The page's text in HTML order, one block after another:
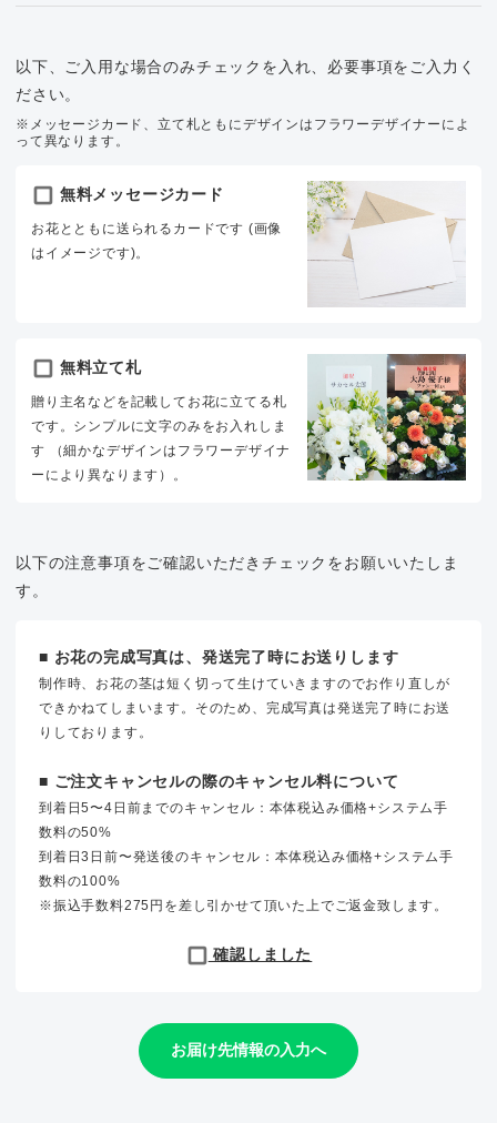
以下、ご入用な場合のみチェックを入れ、必要事項をご入力く
ださい。
※メッセージカード、立て札ともにデザインはフラワーデザイナーによ
って異なります。
無料メッセージカード
お花とともに送られるカードです (画像
はイメージです)。
無料立て札
贈り主名などを記載してお花に立てる札
です。シンプルに文字のみをお入れしま
す （細かなデザインはフラワーデザイナ
ーにより異なります）。
以下の注意事項をご確認いただきチェックをお願いいたしま
す。
■ お花の完成写真は、発送完了時にお送りします
制作時、お花の茎は短く切って生けていきますのでお作り直しが
できかねてしまいます。そのため、完成写真は発送完了時にお送
りしております。
■ ご注文キャンセルの際のキャンセル料について
到着日5〜4日前までのキャンセル：本体税込み価格+システム手
数料の50%
到着日3日前〜発送後のキャンセル：本体税込み価格+システム手
数料の100%
※振込手数料275円を差し引かせて頂いた上でご返金致します。
確認しました
お届け先情報の入力へ